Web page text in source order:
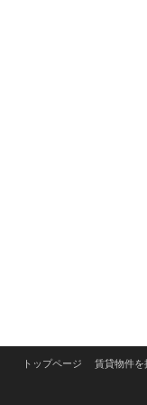
トップページ 賃貸物件を